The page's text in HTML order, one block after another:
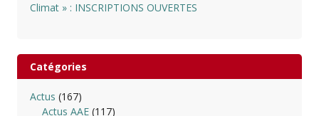
Climat » : INSCRIPTIONS OUVERTES
Catégories
Actus (167)
Actus AAE (117)